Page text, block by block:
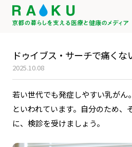
ドゥイブス・サーチで痛くな
2025.10.08
若い世代でも発症しやすい乳がん
といわれています。自分のため、
に、検診を受けましょう。